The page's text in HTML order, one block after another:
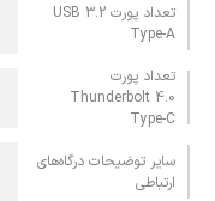
تعداد پورت USB 3.2
Type-A
تعداد پورت
Thunderbolt 4.0
Type-C
سایر توضیحات درگاه‌های
ارتباطی